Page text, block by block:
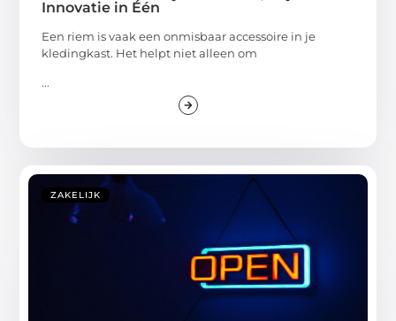
Innovatie in Één
Een riem is vaak een onmisbaar accessoire in je
kledingkast. Het helpt niet alleen om
...
ZAKELIJK